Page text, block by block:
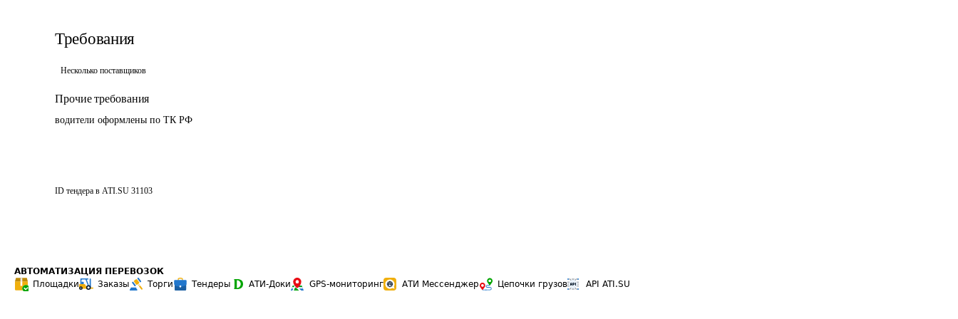
Требования
Несколько поставщиков
Прочие требования
водители оформлены по ТК РФ
ID тендера в ATI.SU 31103
АВТОМАТИЗАЦИЯ ПЕРЕВОЗОК
Площадки
Заказы Торги Тендеры АТИ-Доки GPS-мониторинг АТИ Мессенджер Цепочки грузов API ATI.SU